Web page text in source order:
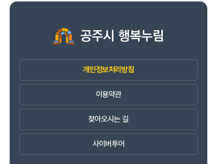
개인정보처리방침
이용약관
찾아오시는 길
사이버투어